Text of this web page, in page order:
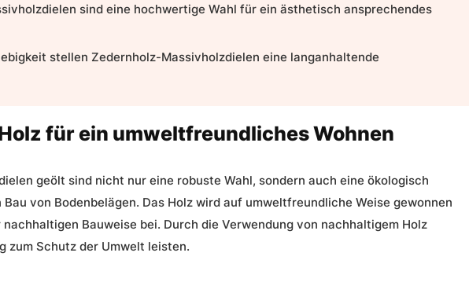
sind eine hochwertige Wahl für ein ästhetisch ansprechendes
stellen Zedernholz-Massivholzdielen eine langanhaltende
für ein umweltfreundliches Wohnen
geölt sind nicht nur eine robuste Wahl, sondern auch eine ökologisch
von Bodenbelägen. Das Holz wird auf umweltfreundliche Weise gewonnen
Bauweise bei. Durch die Verwendung von nachhaltigem Holz
zum Schutz der Umwelt leisten.